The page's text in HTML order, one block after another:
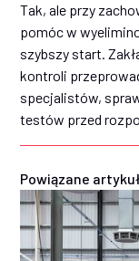
Tak, ale przy
pomóc w
szybszy start.
kontroli
specjalistów,
testów przed
Powiązane